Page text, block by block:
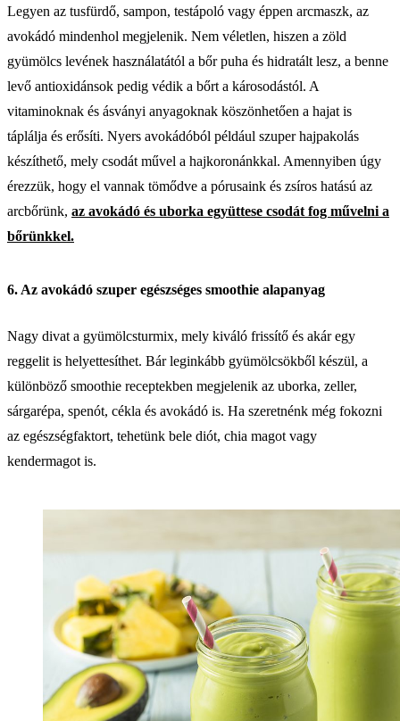
Legyen az tusfürdő, sampon, testápoló vagy éppen arcmaszk, az
avokádó mindenhol megjelenik. Nem véletlen, hiszen a zöld
gyümölcs levének használatától a bőr puha és hidratált lesz, a benne
levő antioxidánsok pedig védik a bőrt a károsodástól. A
vitaminoknak és ásványi anyagoknak köszönhetően a hajat is
táplálja és erősíti. Nyers avokádóból például szuper hajpakolás
készíthető, mely csodát művel a hajkoronánkkal. Amennyiben úgy
érezzük, hogy el vannak tömődve a pórusaink és zsíros hatású az
arcbőrünk, az avokádó és uborka együttese csodát fog művelni a
bőrünkkel.
6. Az avokádó szuper egészséges smoothie alapanyag
Nagy divat a gyümölcsturmix, mely kiváló frissítő és akár egy
reggelit is helyettesíthet. Bár leginkább gyümölcsökből készül, a
különböző smoothie receptekben megjelenik az uborka, zeller,
sárgarépa, spenót, cékla és avokádó is. Ha szeretnénk még fokozni
az egészségfaktort, tehetünk bele diót, chia magot vagy
kendermagot is.